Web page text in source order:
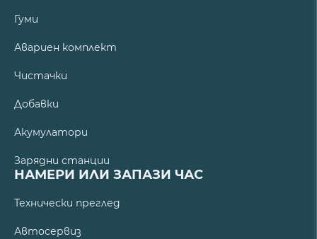
Гуми
Авариен комплект
Чистачки
Добавки
Акумулатори
Зарядни станции
НАМЕРИ ИЛИ ЗАПАЗИ ЧАС
Технически преглед
Автосервиз